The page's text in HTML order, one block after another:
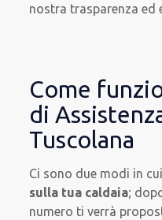
nostra trasparenza ed
Come
di
Tuscolana
Ci sono due modi in
sulla tua caldaia;
numero ti verrà